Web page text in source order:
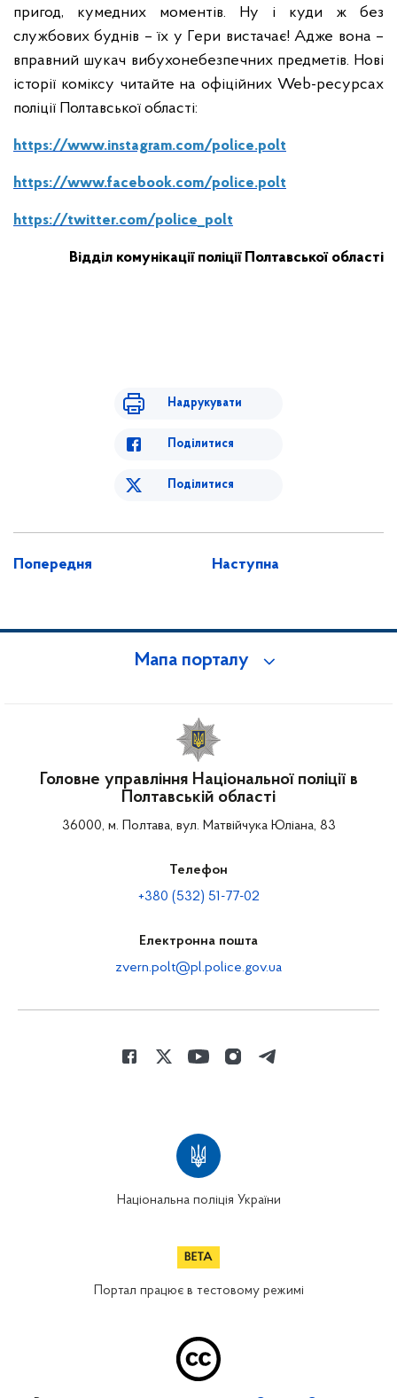
пригод, кумедних моментів. Ну і куди ж без
службових буднів – їх у Гери вистачає! Адже вона –
вправний шукач вибухонебезпечних предметів. Нові
історії коміксу читайте на офіційних Web-ресурсах
поліції Полтавської області:
https://www.instagram.com/police.polt
https://www.facebook.com/police.polt
https://twitter.com/police_polt
Відділ комунікації поліції Полтавської області
Надрукувати
Поділитися
Поділитися
Попередня Наступна
Мапа порталу
Головне управління Національної поліції в
Полтавській області
36000, м. Полтава, вул. Матвійчука Юліана, 83
Телефон
+380 (532) 51-77-02
Електронна пошта
zvern.polt@pl.police.gov.ua
Національна поліція України
Портал працює в тестовому режимі